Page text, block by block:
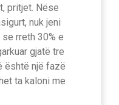
pritjet. Nëse
nuk jeni
rreth 30% e
gjatë tre
është një fazë
ta kaloni me